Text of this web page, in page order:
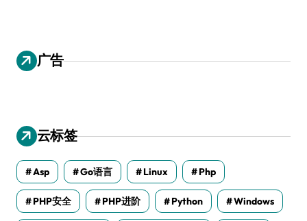
广告
云标签
Asp Go语言 Linux Php
PHP安全 PHP进阶 Python Windows